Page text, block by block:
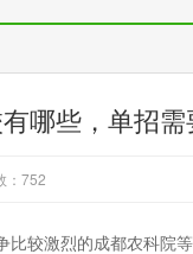
哪些，单招
752
比较激烈的成都农科院